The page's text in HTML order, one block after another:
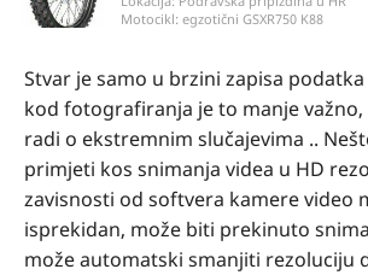
Motocikl: egzotični GSXR750 K88
Stvar je samo u brzini zapisa
kod fotografiranja je to manje važno,
radi o ekstremnim slučajevima ..
primjeti kos snimanja videa u HD
zavisnosti od softvera kamere video
isprekidan, može biti prekinuto
može automatski smanjiti rezoluciju